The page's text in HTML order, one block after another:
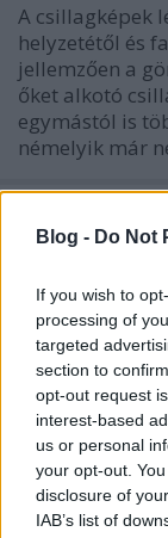
Blog - Do Not
If you wish to
processing of
targeted
section to
opt-out request
interest-based
us or personal
your opt-out.
disclosure of
IAB’s list of
A csillagképek
helyzetétől és
jellemzően a
őket alkotó
egymástól is
némelyik már